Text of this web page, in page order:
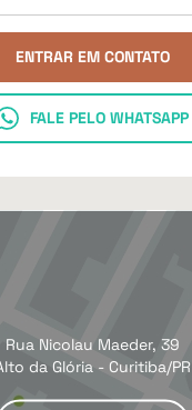
ENTRAR EM CONTATO
FALE PELO WHATSAPP
Rua Nicolau Maeder, 39
da Glória - Curitiba/PR